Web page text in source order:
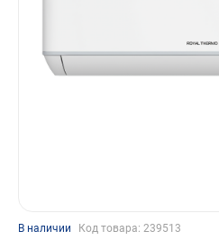
В наличии Код товара: 239513